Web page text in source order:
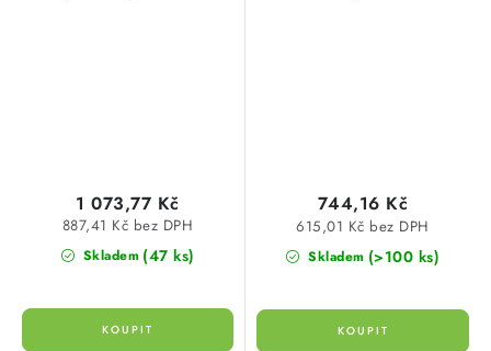
Skladem (47 ks)
887,41 Kč bez DPH
1 073,77 Kč
Skladem (>100 ks)
615,01 Kč bez DPH
744,16 Kč